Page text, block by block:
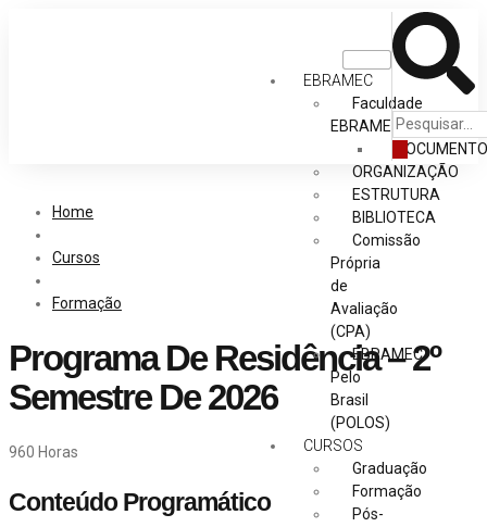
EBRAMEC
Faculdade
EBRAMEC
ORGANIZAÇÃO
ESTRUTURA
BIBLIOTECA
Comissão
Própria
de
Avaliação
(CPA)
EBRAMEC
Pelo
Brasil
(POLOS)
CURSOS
Graduação
Formação
Pós-
Home
Cursos
Formação
Programa De Residência – 2º
Semestre De 2026
960 Horas
Conteúdo Programático